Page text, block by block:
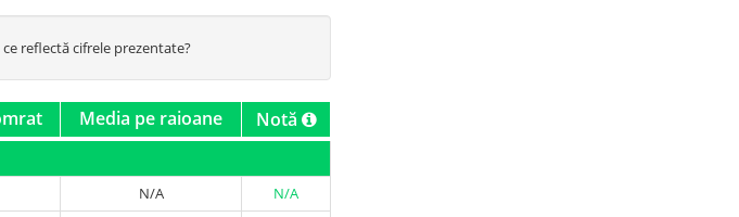
reflectă cifrele prezentate?
Media pe raioane
Notă
N/A
N/A